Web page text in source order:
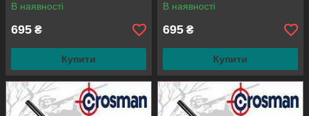
В наявності
695 ₴
Купити
В наявності
695 ₴
Купити